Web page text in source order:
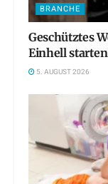
BRANCHE
Geschütztes
Einhell
5. AUGUST 2026